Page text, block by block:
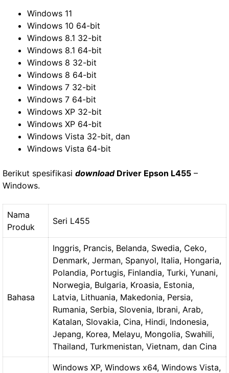
Windows 11
Windows 10 64-bit
Windows 8.1 32-bit
Windows 8.1 64-bit
Windows 8 32-bit
Windows 8 64-bit
Windows 7 32-bit
Windows 7 64-bit
Windows XP 32-bit
Windows XP 64-bit
Windows Vista 32-bit, dan
Windows Vista 64-bit
Berikut spesifikasi downloadDriver Epson L455 –
Windows.
Nama
Produk
Seri L455
Bahasa
Inggris, Prancis, Belanda, Swedia, Ceko,
Denmark, Jerman, Spanyol, Italia, Hongaria,
Polandia, Portugis, Finlandia, Turki, Yunani,
Norwegia, Bulgaria, Kroasia, Estonia,
Latvia, Lithuania, Makedonia, Persia,
Rumania, Serbia, Slovenia, Ibrani, Arab,
Katalan, Slovakia, Cina, Hindi, Indonesia,
Jepang, Korea, Melayu, Mongolia, Swahili,
Thailand, Turkmenistan, Vietnam, dan Cina
Windows XP, Windows x64, Windows Vista,